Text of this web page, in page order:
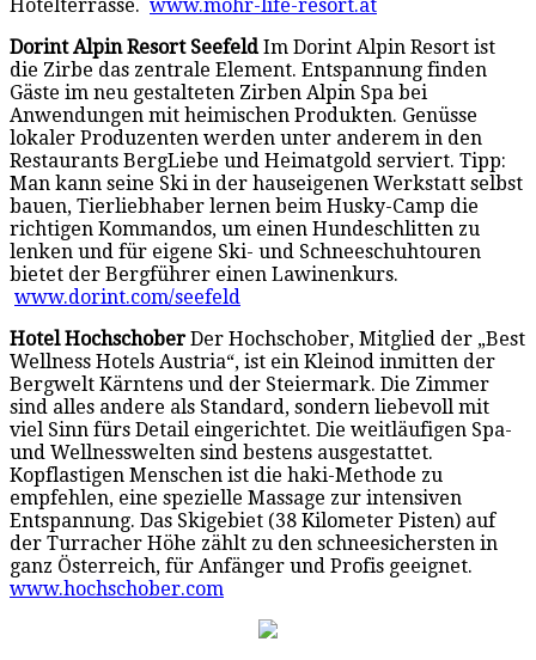
Hotelterrasse. www.mohr-life-resort.at
Dorint Alpin Resort SeefeldIm Dorint Alpin Resort ist
die Zirbe das zentrale Element. Entspannung finden
Gäste im neu gestalteten Zirben Alpin Spa bei
Anwendungen mit heimischen Produkten. Genüsse
lokaler Produzenten werden unter anderem in den
Restaurants BergLiebe und Heimatgold serviert. Tipp:
Man kann seine Ski in der hauseigenen Werkstatt selbst
bauen, Tierliebhaber lernen beim Husky-Camp die
richtigen Kommandos, um einen Hundeschlitten zu
lenken und für eigene Ski- und Schneeschuhtouren
bietet der Bergführer einen Lawinenkurs.
www.dorint.com/seefeld
Hotel Hochschober Der Hochschober, Mitglied der „Best
Wellness Hotels Austria“, ist ein Kleinod inmitten der
Bergwelt Kärntens und der Steiermark. Die Zimmer
sind alles andere als Standard, sondern liebevoll mit
viel Sinn fürs Detail eingerichtet. Die weitläufigen Spa-
und Wellnesswelten sind bestens ausgestattet.
Kopflastigen Menschen ist die haki-Methode zu
empfehlen, eine spezielle Massage zur intensiven
Entspannung. Das Skigebiet (38 Kilometer Pisten) auf
der Turracher Höhe zählt zu den schneesichersten in
ganz Österreich, für Anfänger und Profis geeignet.
www.hochschober.com